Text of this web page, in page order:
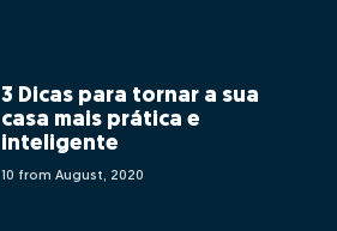
3 Dicas para tornar a sua
casa mais prática e
inteligente
10 from August, 2020